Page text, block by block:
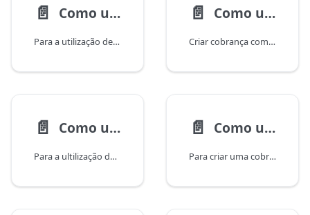
📄️ Como usar a API para criar uma cobrança com split?
Para a utilização dessa funcionalidade é necessário possuir a funcionalidade Split
📄️ Como usar a API para criar uma cobrança com uma subconta atrelada?
Criar cobrança com uma subconta atrelada via API
📄️ Como usar a API para criar uma cobrança com woovi Parcelado?
Para a ultilização dessa funcionalidade é necessário possuir a funcionalidade woovi Parcelado. Solicite o acesso via chat pela plataforma pelo link.
📄️ Como usar a API para criar uma cobrança com vencimento, multa e juros (cobv)?
Para criar uma cobrança Pix com vencimento, multa e juros, você utiliza o endpoint /api/v1/charge da API.